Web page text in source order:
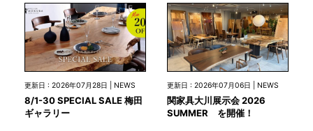
更新日 : 2026年07月28日 | NEWS
8/1-30 SPECIAL SALE 梅田
ギャラリー
更新日 : 2026年07月06日 | NEWS
関家具大川展示会 2026
SUMMER を開催！